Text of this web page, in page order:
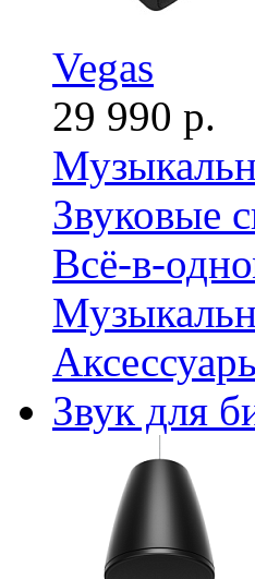
Vegas
29 990 р.
Звуковые
Всё-в-
Звук для